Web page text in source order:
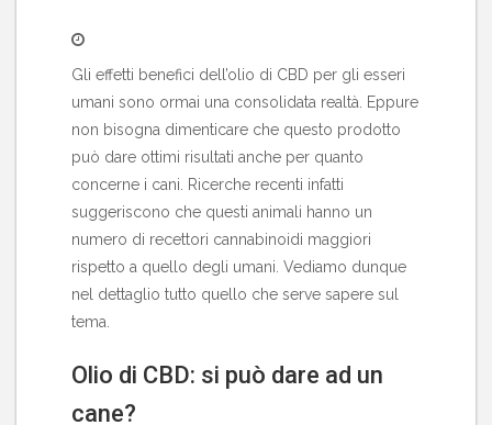
Gli effetti benefici dell’olio di CBD per gli esseri
umani sono ormai una consolidata realtà. Eppure
non bisogna dimenticare che questo prodotto
può dare ottimi risultati anche per quanto
concerne i cani. Ricerche recenti infatti
suggeriscono che questi animali hanno un
numero di recettori cannabinoidi maggiori
rispetto a quello degli umani. Vediamo dunque
nel dettaglio tutto quello che serve sapere sul
tema.
Olio di CBD: si può dare ad un
cane?